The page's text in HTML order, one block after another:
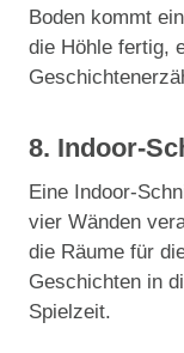
Boden kommt
die Höhle fertig,
8. Indoor-
Eine Indoor-
vier Wänden
die Räume für
Geschichten in
Spielzeit.